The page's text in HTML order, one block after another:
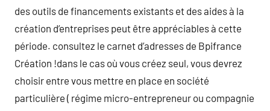
des outils de financements existants et des aides à la
création d’entreprises peut être appréciables à cette
période. consultez le carnet d’adresses de Bpifrance
Création !dans le cas où vous créez seul, vous devrez
choisir entre vous mettre en place en société
particulière ( régime micro-entrepreneur ou compagnie